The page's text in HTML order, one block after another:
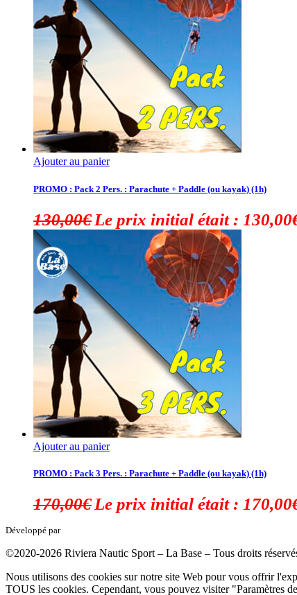
Ajouter au panier
PROMO : Pack 2 Pers. : Parachute + Paddle (ou kayak) (1h)
130,00€Le prix initial était :
Ajouter au panier
PROMO : Pack 3 Pers. : Parachute + Paddle (ou kayak) (1h)
170,00€Le prix initial était :
Développé par
©2020-2026 Riviera Nautic Sport – La Base – Tous droits
Nous utilisons des cookies sur notre site Web pour vous offrir
TOUS les cookies. Cependant, vous pouvez visiter "Paramètres